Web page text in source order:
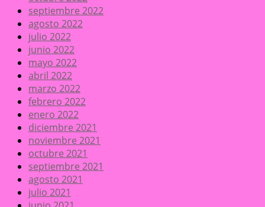
septiembre 2022
agosto 2022
julio 2022
junio 2022
mayo 2022
abril 2022
marzo 2022
febrero 2022
enero 2022
diciembre 2021
noviembre 2021
octubre 2021
septiembre 2021
agosto 2021
julio 2021